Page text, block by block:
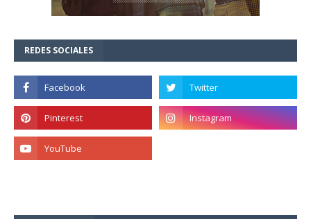
REDES SOCIALES